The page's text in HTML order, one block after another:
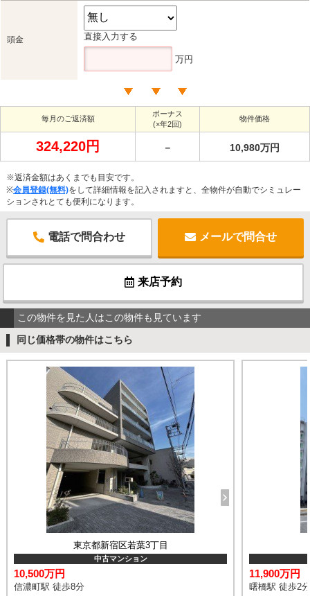
頭金 直接入力する
万円
毎月のご返済額
ボーナス
(×年2回)
物件価格
324,220円 － 10,980万円
※返済金額はあくまでも目安です。
※会員登録(無料)をして詳細情報を記入されますと、全物件が自動でシミュレー
ションされとても便利になります。
電話で問合わせ メールで問合せ
来店予約
この物件を見た人はこの物件も見ています
同じ価格帯の物件はこちら
東京都新宿区若葉3丁目
中古マンション
10,500万円
信濃町駅 徒歩8分
11,900万円
曙橋駅 徒歩2分